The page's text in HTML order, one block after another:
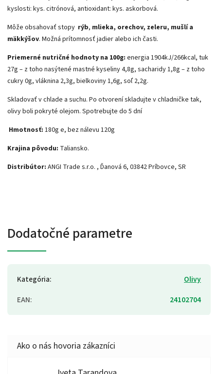
kyslosti: kys. citrónová, antioxidant: kys. askorbová.
Môže obsahovať stopy rýb, mlieka, orechov, zeleru, mušlí a
mäkkýšov. Možná prítomnosť jadier alebo ich časti.
Priemerné nutričné hodnoty na 100g: energia 1904kJ/266kcal, tuk
27g – z toho nasýtené mastné kyseliny 4,8g, sacharidy 1,8g – z toho
cukry 0g, vláknina 2,3g, bielkoviny 1,6g, soľ 2,2g.
Skladovať v chlade a suchu. Po otvorení skladujte v chladničke tak,
olivy boli pokryté olejom. Spotrebujte do 5 dní
Hmotnosť: 180g e, bez nálevu 120g
Krajina pôvodu: Taliansko.
Distribútor: ANGI Trade s.r.o. , Ďanová 6, 03842 Príbovce, SR
Dodatočné parametre
Kategória:
Olivy
EAN: 24102704